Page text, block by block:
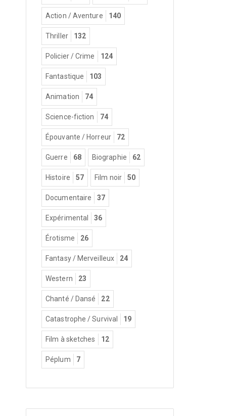
Action / Aventure 140
Thriller 132
Policier / Crime 124
Fantastique 103
Animation 74
Science-fiction 74
Épouvante / Horreur 72
Guerre 68 Biographie 62
Histoire 57 Film noir 50
Documentaire 37
Expérimental 36
Érotisme 26
Fantasy / Merveilleux 24
Western 23
Chanté / Dansé 22
Catastrophe / Survival 19
Film à sketches 12
Péplum 7